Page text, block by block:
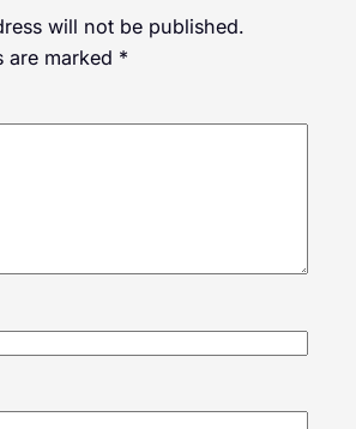
will not be published.
are marked *